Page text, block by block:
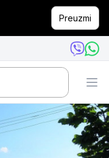
Preuzmi